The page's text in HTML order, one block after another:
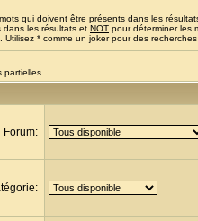
qui doivent être présents dans les
dans les résultats et NOT pour déterminer les
* comme un joker pour des
partielles
Forum: